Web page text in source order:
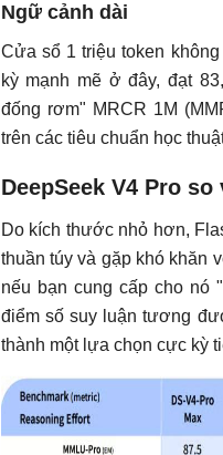
Ngữ cảnh dài
Cửa sổ 1 triệu token
kỳ mạnh mẽ ở đây, đạt
đống rơm" MRCR 1M
trên các tiêu chuẩn học
DeepSeek V4 Pro
Do kích thước nhỏ hơn,
thuần túy và gặp khó khăn
nếu bạn cung cấp cho nó
điểm số suy luận tương
thành một lựa chọn cực kỳ